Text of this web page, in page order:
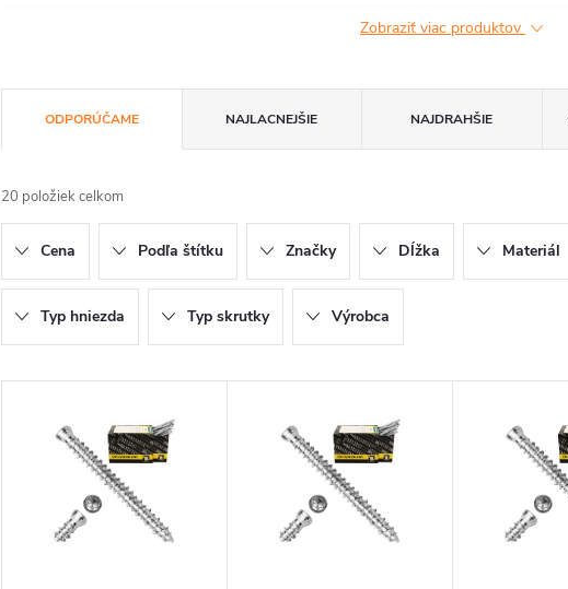
Zobraziť viac produktov
a
d
e
n
i
ODPORÚČAME NAJLACNEJŠIE NAJDRAHŠIE
20 položiek celkom
Cena Podľa štítku Značky Dĺžka Materiál
Typ hniezda Typ skrutky Výrobca